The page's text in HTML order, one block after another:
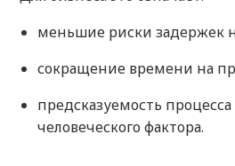
меньшие риски задержек
сокращение времени на
предсказуемость
человеческого фактора.